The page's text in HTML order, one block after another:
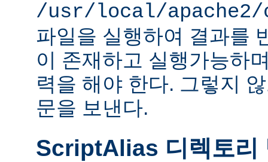
/usr/local/
파일을 실행하여 결과를
이 존재하고 실행가능하
력을 해야 한다. 그렇지
문을 보낸다.
ScriptAlias 디렉토리